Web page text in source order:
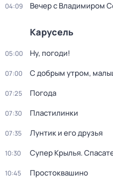
04:09 Вечер с Владимиром
Карусель
05:00 Ну, погоди!
07:00 С добрым утром,
07:25 Погода
07:30 Пластилинки
07:35 Лунтик и его друзья
10:30 Супер Крылья.
10:45 Простоквашино